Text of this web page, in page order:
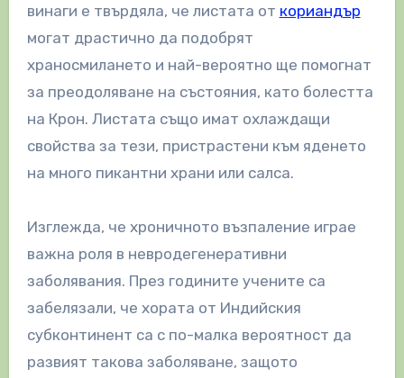
винаги е твърдяла, че листата от кориандър
могат драстично да подобрят
храносмилането и най-вероятно ще помогнат
за преодоляване на състояния, като болестта
на Крон. Листата също имат охлаждащи
свойства за тези, пристрастени към яденето
на много пикантни храни или салса.
Изглежда, че хроничното възпаление играе
важна роля в невродегенеративни
заболявания. През годините учените са
забелязали, че хората от Индийския
субконтинент са с по-малка вероятност да
развият такова заболяване, защото